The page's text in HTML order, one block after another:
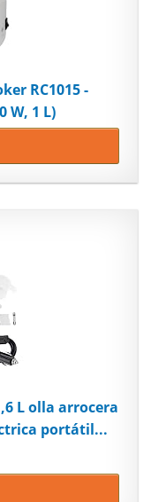
RC1015 -
W, 1 L)
L olla arrocera
portátil...